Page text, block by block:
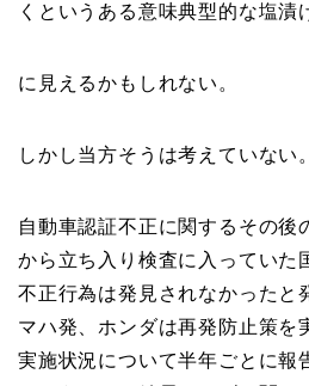
くというある意味典型的な塩漬
に見えるかもしれない。
しかし当方そうは考えていない。
自動車認証不正に関するその後
から立ち入り検査に入っていた
不正行為は発見されなかったと
マハ発、ホンダは再発防止策を
実施状況について半年ごとに報